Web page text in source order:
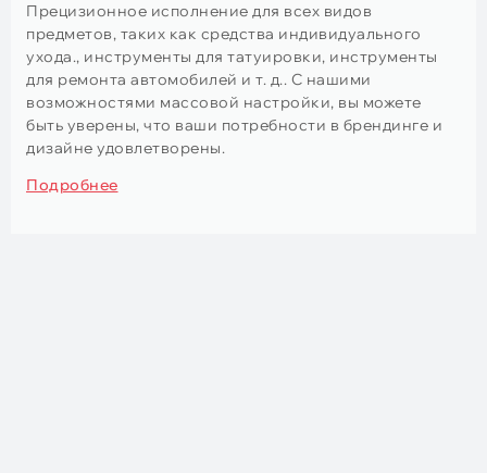
Прецизионное исполнение для всех видов
предметов, таких как средства индивидуального
ухода., инструменты для татуировки, инструменты
для ремонта автомобилей и т. д.. С нашими
возможностями массовой настройки, вы можете
быть уверены, что ваши потребности в брендинге и
дизайне удовлетворены.
Подробнее